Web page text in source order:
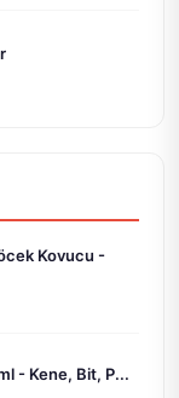
Kovucu -
- Kene, Bit, P...